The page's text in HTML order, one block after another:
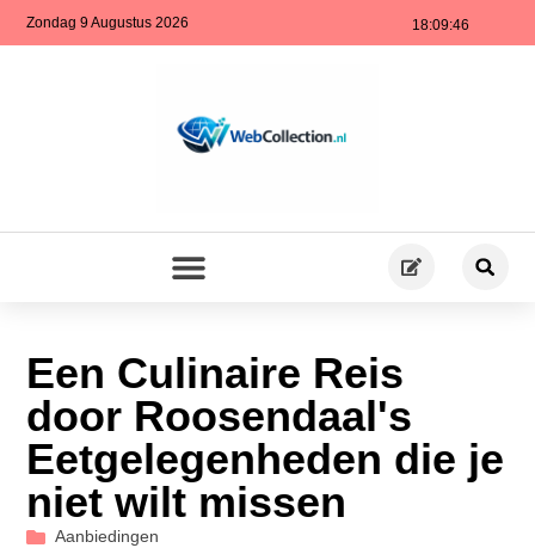
18:09:47
Zondag 9 Augustus 2026
Een Culinaire Reis
door Roosendaal's
Eetgelegenheden die je
niet wilt missen
Aanbiedingen